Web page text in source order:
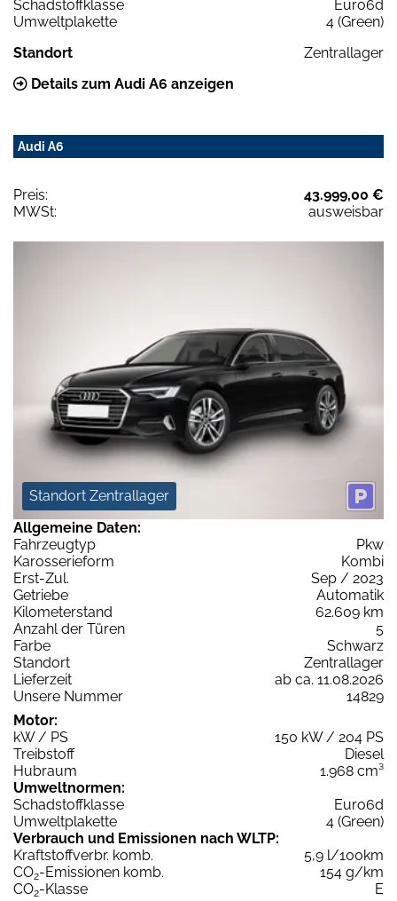
Schadstoffklasse
Euro6d
Umweltplakette
4 (Green)
Standort
Zentrallager
Details zum Audi A6 anzeigen
Audi A6
Preis:
43.999,00 €
MWSt:
ausweisbar
Standort Zentrallager
Allgemeine Daten:
Fahrzeugtyp
Pkw
Karosserieform
Kombi
Erst-Zul.
Sep / 2023
Getriebe
Automatik
Kilometerstand
62.609 km
Anzahl der Türen
5
Farbe
Schwarz
Standort
Zentrallager
Lieferzeit
ab ca. 11.08.2026
Unsere Nummer
14829
Motor:
kW / PS
150 kW / 204 PS
Treibstoff
Diesel
Hubraum
1.968 cm³
Umweltnormen:
Schadstoffklasse
Euro6d
Umweltplakette
4 (Green)
Verbrauch und Emissionen nach WLTP:
Kraftstoffverbr. komb.
5,9 l/100km
CO2-Emissionen komb.
154 g/km
CO2-Klasse
E